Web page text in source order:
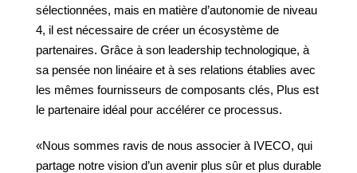
sélectionnées, mais en matière d’autonomie de niveau
4, il est nécessaire de créer un écosystème de
partenaires. Grâce à son leadership technologique, à
sa pensée non linéaire et à ses relations établies avec
les mêmes fournisseurs de composants clés, Plus est
le partenaire idéal pour accélérer ce processus.
«Nous sommes ravis de nous associer à IVECO, qui
partage notre vision d’un avenir plus sûr et plus durable